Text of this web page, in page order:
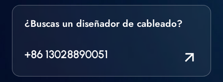
¿Buscas un diseñador de cableado?
+86 13028890051